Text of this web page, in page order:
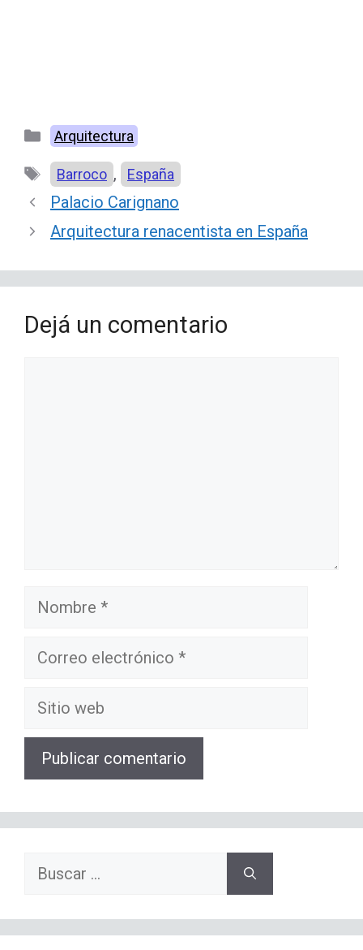
Categorías
Arquitectura
Etiquetas
Barroco , España
Palacio Carignano
Arquitectura renacentista en España
Dejá un comentario
Nombre
Correo
Sitio
Buscar: